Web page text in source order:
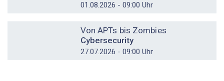
01.08.2026 - 09:00 Uhr
Von APTs bis Zombies
Cybersecurity
27.07.2026 - 09:00 Uhr